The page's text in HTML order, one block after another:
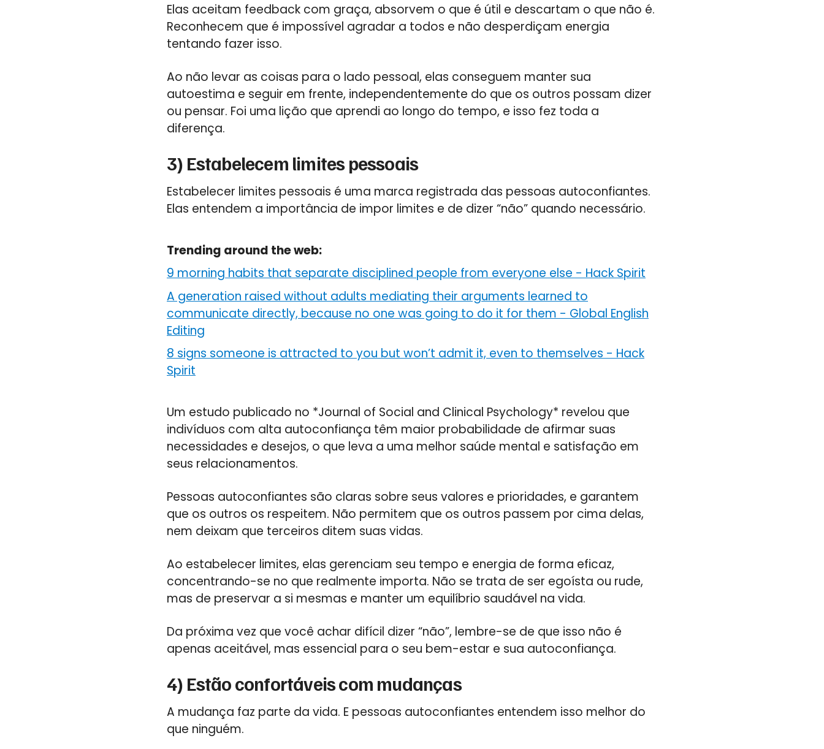
Elas aceitam feedback com graça, absorvem o que é útil e descartam o que não é.
Reconhecem que é impossível agradar a todos e não desperdiçam energia
tentando fazer isso.
Ao não levar as coisas para o lado pessoal, elas conseguem manter sua
autoestima e seguir em frente, independentemente do que os outros possam dizer
ou pensar. Foi uma lição que aprendi ao longo do tempo, e isso fez toda a
diferença.
3) Estabelecem limites pessoais
Estabelecer limites pessoais é uma marca registrada das pessoas autoconfiantes.
Elas entendem a importância de impor limites e de dizer “não” quando necessário.
Trending around the web:
9 morning habits that separate disciplined people from everyone else - Hack Spirit
A generation raised without adults mediating their arguments learned to
communicate directly, because no one was going to do it for them - Global English
Editing
8 signs someone is attracted to you but won’t admit it, even to themselves - Hack
Spirit
Um estudo publicado no *Journal of Social and Clinical Psychology* revelou que
indivíduos com alta autoconfiança têm maior probabilidade de afirmar suas
necessidades e desejos, o que leva a uma melhor saúde mental e satisfação em
seus relacionamentos.
Pessoas autoconfiantes são claras sobre seus valores e prioridades, e garantem
que os outros os respeitem. Não permitem que os outros passem por cima delas,
nem deixam que terceiros ditem suas vidas.
Ao estabelecer limites, elas gerenciam seu tempo e energia de forma eficaz,
concentrando-se no que realmente importa. Não se trata de ser egoísta ou rude,
mas de preservar a si mesmas e manter um equilíbrio saudável na vida.
Da próxima vez que você achar difícil dizer “não”, lembre-se de que isso não é
apenas aceitável, mas essencial para o seu bem-estar e sua autoconfiança.
4) Estão confortáveis com mudanças
A mudança faz parte da vida. E pessoas autoconfiantes entendem isso melhor do
que ninguém.